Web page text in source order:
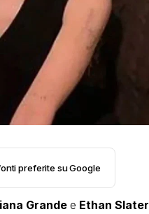
preferite su Google
Grandee Ethan Slater